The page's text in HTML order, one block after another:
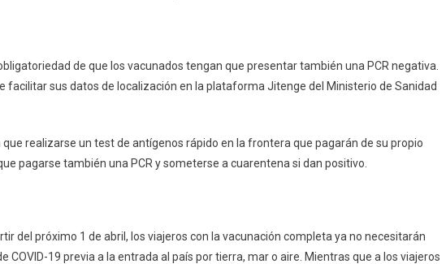
de que los vacunados tengan que presentar también una PCR negativa.
facilitar sus datos de localización en la plataforma Jitenge del Ministerio de Sanidad
realizarse un test de antígenos rápido en la frontera que pagarán de su propio
pagarse también una PCR y someterse a cuarentena si dan positivo.
del próximo 1 de abril, los viajeros con la vacunación completa ya no necesitarán
COVID-19 previa a la entrada al país por tierra, mar o aire. Mientras que a los viajeros